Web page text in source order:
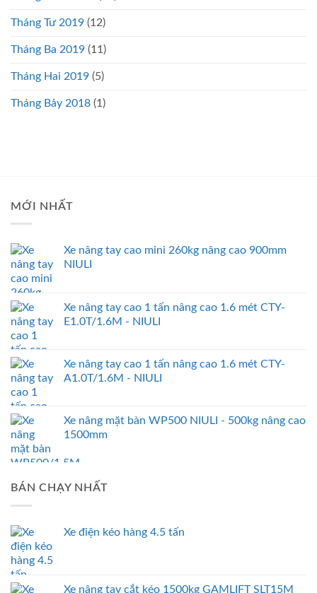
Tháng Tư 2019 (12)
Tháng Ba 2019 (11)
Tháng Hai 2019 (5)
Tháng Bảy 2018 (1)
MỚI NHẤT
Xe nâng tay cao mini 260kg nâng cao 900mm
NIULI
Xe nâng tay cao 1 tấn nâng cao 1.6 mét CTY-
E1.0T/1.6M - NIULI
Xe nâng tay cao 1 tấn nâng cao 1.6 mét CTY-
A1.0T/1.6M - NIULI
Xe nâng mặt bàn WP500 NIULI - 500kg nâng cao
1500mm
BÁN CHẠY NHẤT
Xe điện kéo hàng 4.5 tấn
Xe nâng tay cắt kéo 1500kg GAMLIFT SLT15M